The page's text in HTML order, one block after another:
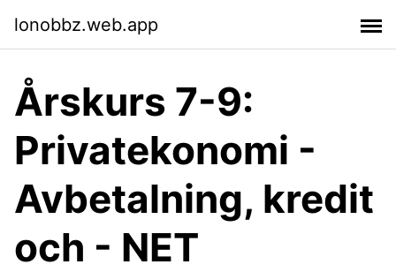
lonobbz.web.app
Årskurs 7-9:
Privatekonomi -
Avbetalning, kredit
och - NET